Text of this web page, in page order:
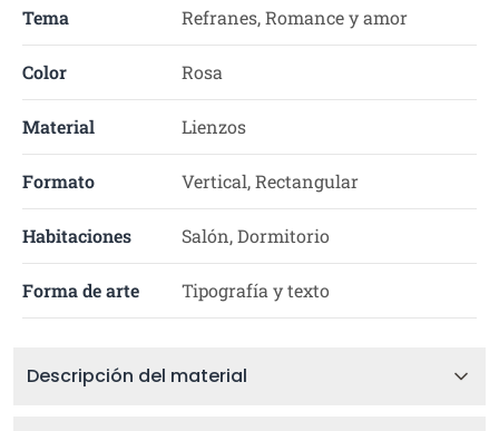
Tema Refranes, Romance y amor
Color Rosa
Material Lienzos
Formato Vertical, Rectangular
Habitaciones Salón, Dormitorio
Forma de arte Tipografía y texto
Descripción del material